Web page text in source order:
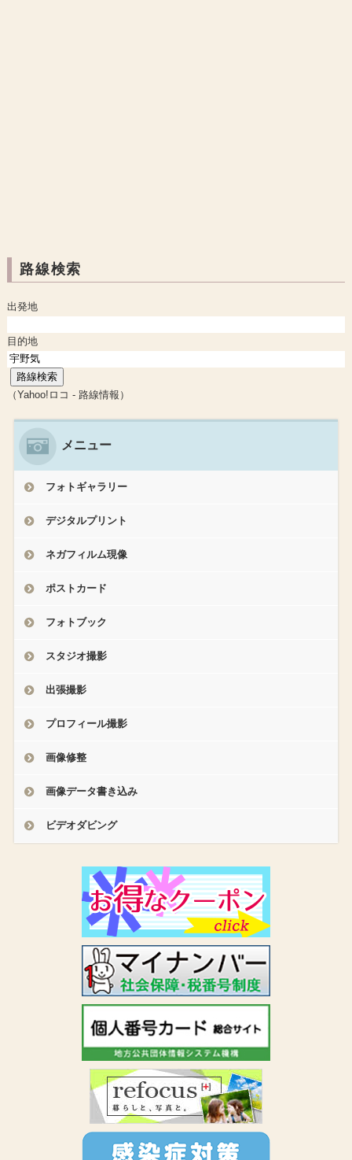
路線検索
出発地
目的地
（Yahoo!ロコ - 路線情報）
メニュー
フォトギャラリー
デジタルプリント
ネガフィルム現像
ポストカード
フォトブック
スタジオ撮影
出張撮影
プロフィール撮影
画像修整
画像データ書き込み
ビデオダビング